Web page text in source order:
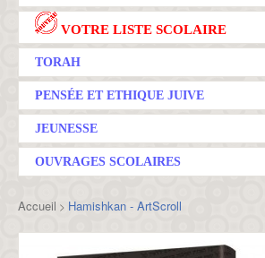
VOTRE LISTE SCOLAIRE
TORAH
PENSÉE ET ETHIQUE JUIVE
JEUNESSE
OUVRAGES SCOLAIRES
Accueil > Hamishkan - ArtScroll